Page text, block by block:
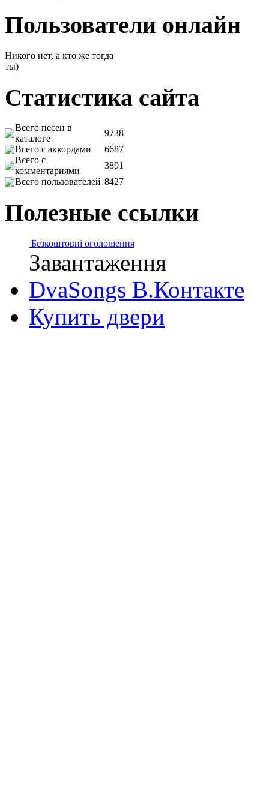
Пользователи онлайн
Никого нет, а кто же тогда
ты)
Статистика сайта
Всего песен в
каталоге
9738
Всего с аккордами
6687
Всего с
комментариями
3891
Всего пользователей 8427
Полезные ссылки
Безкоштовні оголошення
Завантаження
DvaSongs В.Контакте
Купить двери